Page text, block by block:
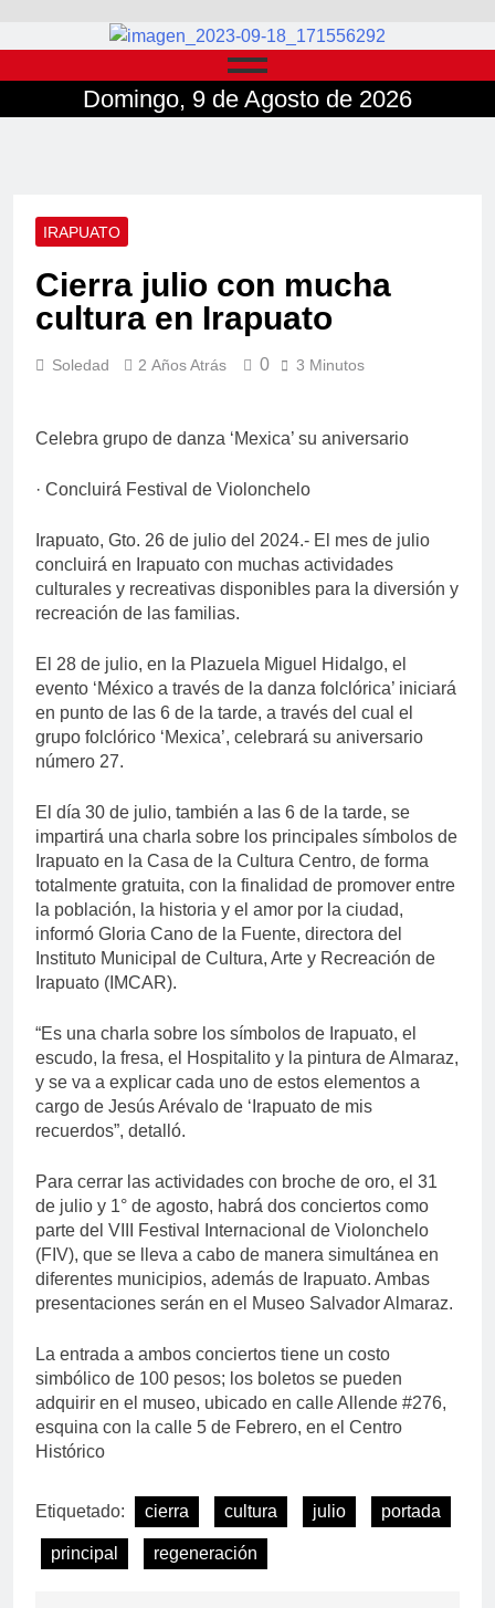
Domingo, 9 de Agosto de 2026
IRAPUATO
Cierra julio con mucha
cultura en Irapuato
Soledad 2 Años Atrás 0 3 Minutos
Celebra grupo de danza ‘Mexica’ su aniversario
· Concluirá Festival de Violonchelo
Irapuato, Gto. 26 de julio del 2024.- El mes de julio
concluirá en Irapuato con muchas actividades
culturales y recreativas disponibles para la diversión y
recreación de las familias.
El 28 de julio, en la Plazuela Miguel Hidalgo, el
evento ‘México a través de la danza folclórica’ iniciará
en punto de las 6 de la tarde, a través del cual el
grupo folclórico ‘Mexica’, celebrará su aniversario
número 27.
El día 30 de julio, también a las 6 de la tarde, se
impartirá una charla sobre los principales símbolos de
Irapuato en la Casa de la Cultura Centro, de forma
totalmente gratuita, con la finalidad de promover entre
la población, la historia y el amor por la ciudad,
informó Gloria Cano de la Fuente, directora del
Instituto Municipal de Cultura, Arte y Recreación de
Irapuato (IMCAR).
“Es una charla sobre los símbolos de Irapuato, el
escudo, la fresa, el Hospitalito y la pintura de Almaraz,
y se va a explicar cada uno de estos elementos a
cargo de Jesús Arévalo de ‘Irapuato de mis
recuerdos”, detalló.
Para cerrar las actividades con broche de oro, el 31
de julio y 1° de agosto, habrá dos conciertos como
parte del VIII Festival Internacional de Violonchelo
(FIV), que se lleva a cabo de manera simultánea en
diferentes municipios, además de Irapuato. Ambas
presentaciones serán en el Museo Salvador Almaraz.
La entrada a ambos conciertos tiene un costo
simbólico de 100 pesos; los boletos se pueden
adquirir en el museo, ubicado en calle Allende #276,
esquina con la calle 5 de Febrero, en el Centro
Histórico
Etiquetado: cierra cultura julio portada
principal regeneración